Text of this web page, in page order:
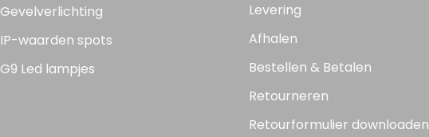
Gevelverlichting
IP-waarden spots
G9 Led lampjes
Levering
Afhalen
Bestellen & Betalen
Retourneren
Retourformulier downloaden